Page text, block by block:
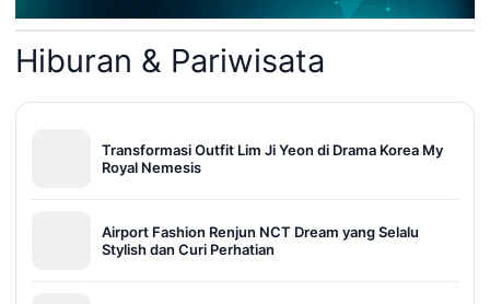
Hiburan & Pariwisata
Transformasi Outfit Lim Ji Yeon di Drama Korea My
Royal Nemesis
Airport Fashion Renjun NCT Dream yang Selalu
Stylish dan Curi Perhatian